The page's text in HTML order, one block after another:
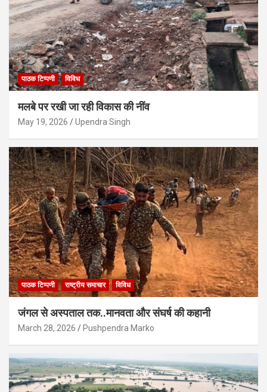
पाठक टिप्पणी विविध
मलबे पर रखी जा रही विकास की नींव
May 19, 2026 Upendra Singh
पाठक टिप्पणी राष्ट्रीय समाचार विविध
जंगल से अस्पताल तक..मानवता और संघर्ष की कहानी
March 28, 2026 Pushpendra Marko